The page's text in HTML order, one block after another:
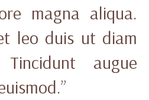
magna aliqua.
leo duis ut diam
augue